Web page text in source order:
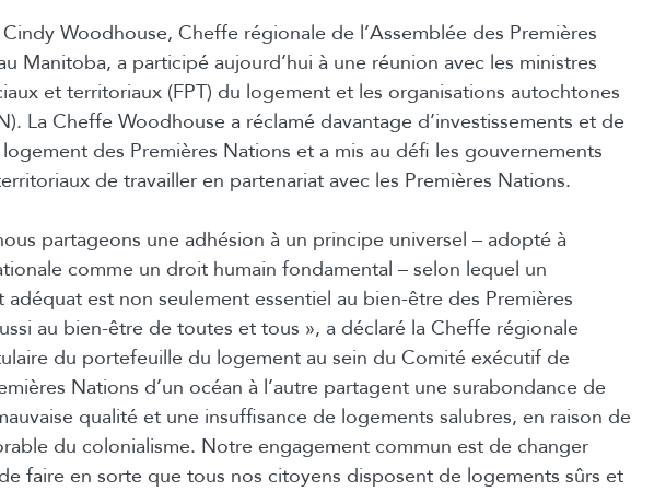
Woodhouse, Cheffe régionale de l’Assemblée des Premières
Manitoba, a participé aujourd’hui à une réunion avec les ministres
et territoriaux (FPT) du logement et les organisations autochtones
La Cheffe Woodhouse a réclamé davantage d’investissements et de
des Premières Nations et a mis au défi les gouvernements
de travailler en partenariat avec les Premières Nations.
partageons une adhésion à un principe universel – adopté à
comme un droit humain fondamental – selon lequel un
est non seulement essentiel au bien-être des Premières
au bien-être de toutes et tous », a déclaré la Cheffe régionale
du portefeuille du logement au sein du Comité exécutif de
Nations d’un océan à l’autre partagent une surabondance de
qualité et une insuffisance de logements salubres, en raison de
du colonialisme. Notre engagement commun est de changer
faire en sorte que tous nos citoyens disposent de logements sûrs et